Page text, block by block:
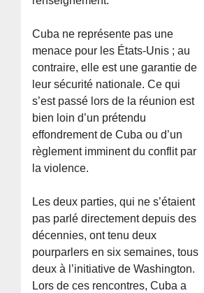
Cuba ne représente pas une
menace pour les États-Unis ; au
contraire, elle est une garantie de
leur sécurité nationale. Ce qui
s’est passé lors de la réunion est
bien loin d’un prétendu
effondrement de Cuba ou d’un
règlement imminent du conflit par
la violence.
Les deux parties, qui ne s’étaient
pas parlé directement depuis des
décennies, ont tenu deux
pourparlers en six semaines, tous
deux à l’initiative de Washington.
Lors de ces rencontres, Cuba a